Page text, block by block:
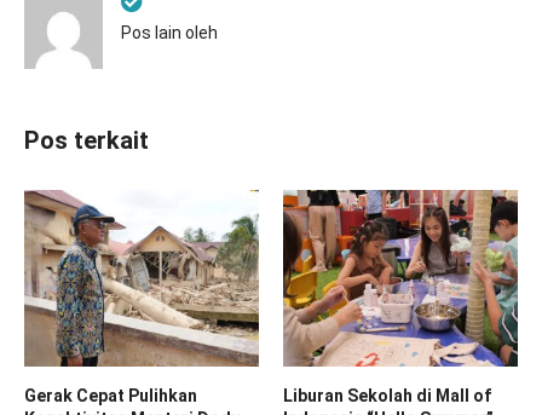
Pos lain oleh
Pos terkait
Gerak Cepat Pulihkan
Liburan Sekolah di Mall of